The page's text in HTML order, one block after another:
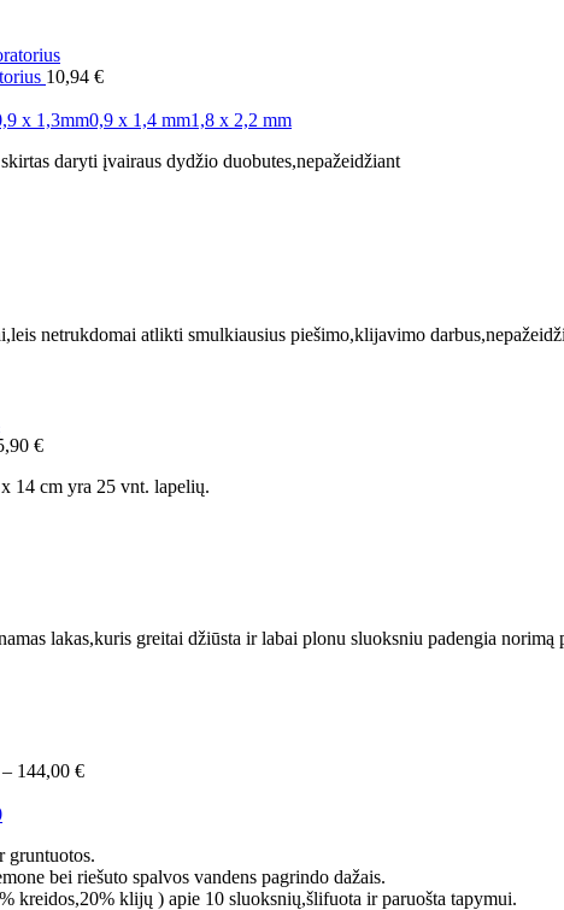
10,94 €
x 1,3mm0,9 x 1,4 mm1,8 x 2,2 mm
daryti įvairaus dydžio duobutes,nepažeidžiant
netrukdomai atlikti smulkiausius piešimo,klijavimo
€
14 cm yra 25 vnt. lapelių.
lakas,kuris greitai džiūsta ir labai plonu sluoksniu padengia norimą
– 144,00 €
gruntuotos.
bei riešuto spalvos vandens pagrindo dažais.
kreidos,20% klijų ) apie 10 sluoksnių,šlifuota ir paruošta tapymui.